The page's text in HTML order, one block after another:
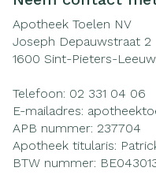
Apotheek Toelen NV
Joseph Depauwstraat 2
1600 Sint-Pieters-Leeuw
Telefoon: 02 331 04 06
E-mailadres:
APB nummer: 237704
Apotheek titularis:
BTW nummer: